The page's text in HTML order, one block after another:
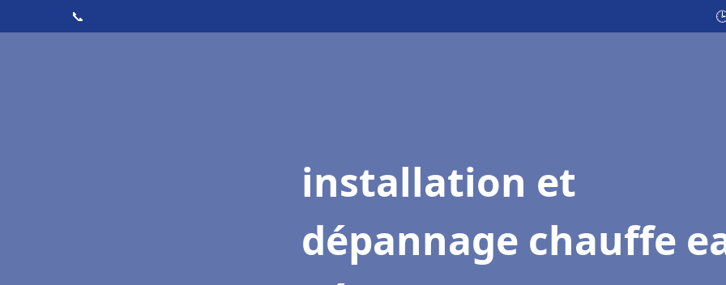
📞
installation et
dépannage chauffe